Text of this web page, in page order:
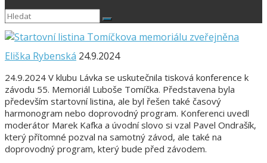
Eliška Rybenská 24.9.2024
24.9.2024 V klubu Lávka se uskutečnila tisková konference k
závodu 55. Memoriál Luboše Tomíčka. Představena byla
především startovní listina, ale byl řešen také časový
harmonogram nebo doprovodný program. Konferenci uvedl
moderátor Marek Kafka a úvodní slovo si vzal Pavel Ondrašík,
který přítomné pozval na samotný závod, ale také na
doprovodný program, který bude před závodem.